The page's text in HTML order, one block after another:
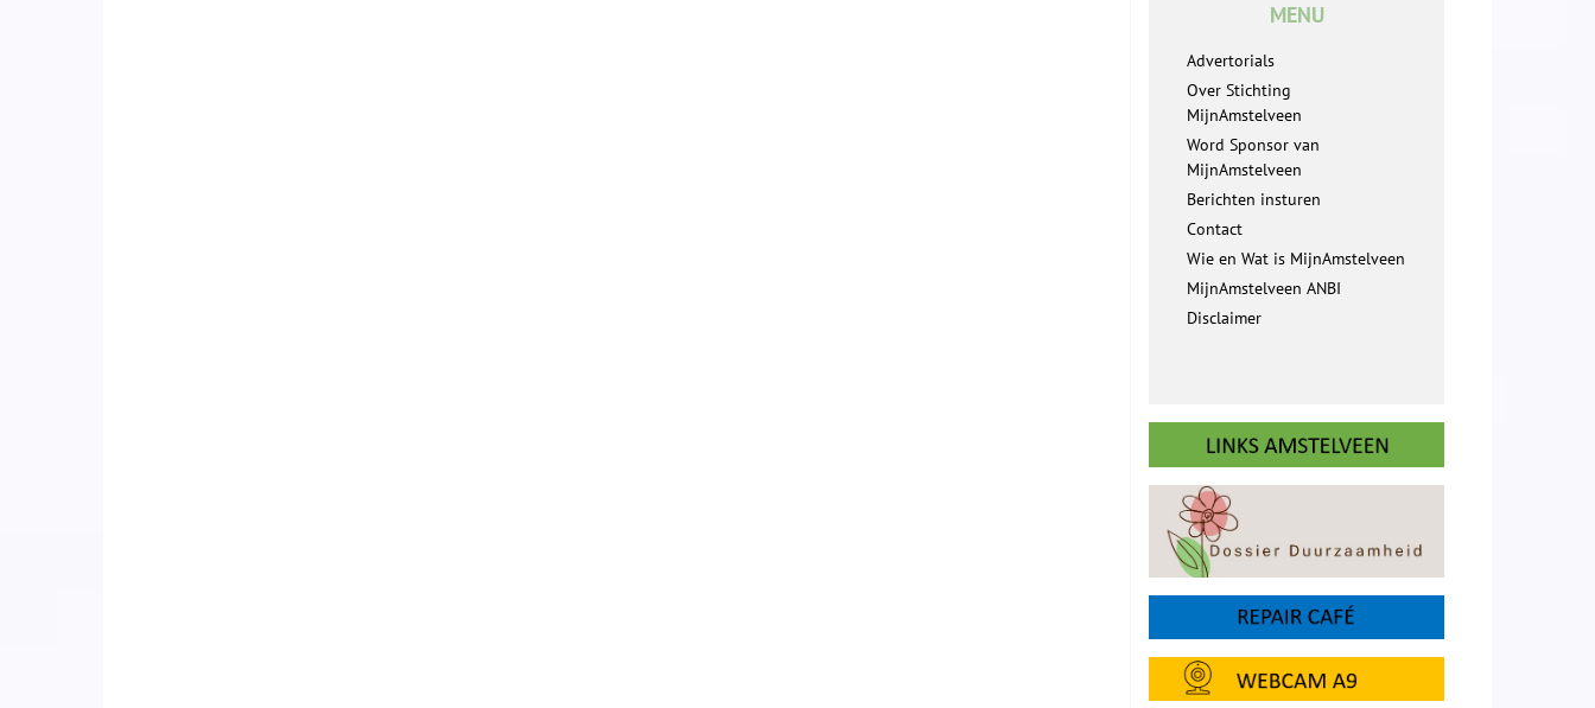
MENU
Advertorials
Over Stichting
MijnAmstelveen
Word Sponsor van
MijnAmstelveen
Berichten insturen
Contact
Wie en Wat is MijnAmstelveen
MijnAmstelveen ANBI
Disclaimer